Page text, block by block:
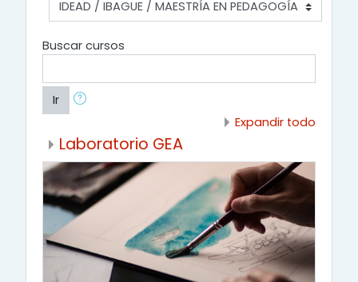
Buscar cursos
Ir
Expandir todo
Laboratorio GEA